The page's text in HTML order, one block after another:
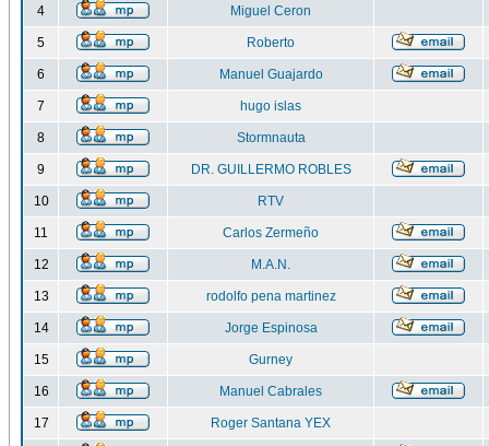
4 Miguel Ceron
5 Roberto
6 Manuel Guajardo
7 hugo islas
8 Stormnauta
9 DR. GUILLERMO ROBLES
10 RTV
11 Carlos Zermeño
12 M.A.N.
13 rodolfo pena martinez
14 Jorge Espinosa
15 Gurney
16 Manuel Cabrales
17 Roger Santana YEX